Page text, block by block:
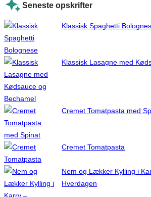
Seneste opskrifter
Klassisk Spaghetti
Klassisk Lasagne med
Cremet Tomatpasta med
Cremet Tomatpasta
Nem og Lækker Kylling i
Hverdagen